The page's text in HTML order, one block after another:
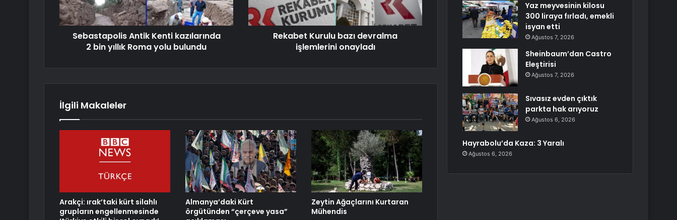
Sebastapolis Antik Kenti kazılarında
2 bin yıllık Roma yolu bulundu
Rekabet Kurulu bazı devralma
işlemlerini onayladı
İlgili Makaleler
Arakçi: ırak’taki kürt silahlı
grupların engellenmesinde
Almanya’daki Kürt
örgütünden “çerçeve yasa”
Zeytin Ağaçlarını Kurtaran
Mühendis
Yaz meyvesinin kilosu
300 liraya fırladı, emekli
isyan etti
Ağustos 7, 2026
Sheinbaum’dan Castro
Eleştirisi
Ağustos 7, 2026
Sıvasız evden çıktık
parkta hak arıyoruz
Ağustos 6, 2026
Hayrabolu’da Kaza: 3 Yaralı
Ağustos 6, 2026